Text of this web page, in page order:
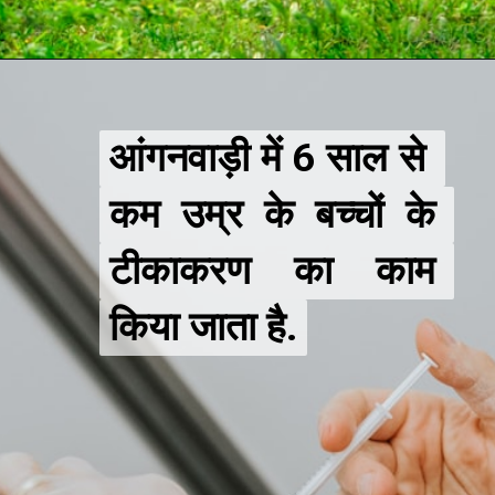
आंगनवाड़ी में 6 साल से
कम उम्र के बच्चों के
टीकाकरण का काम
किया जाता है.
आंगनवाड़ी में 6 साल से
कम उम्र के बच्चों के
टीकाकरण का काम
किया जाता है.